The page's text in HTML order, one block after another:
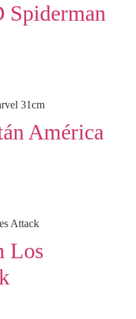
Spiderman
América
Los